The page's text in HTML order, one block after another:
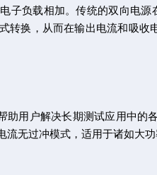
子负载相加。传统的双向电
转换，从而在输出电流和吸
助用户解决长期测试应用中
无过冲模式，适用于诸如大